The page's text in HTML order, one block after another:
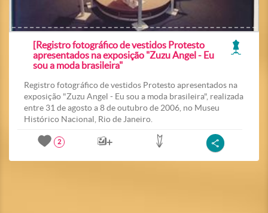
[Registro fotográfico de vestidos Protesto
apresentados na exposição "Zuzu Angel - Eu
sou a moda brasileira"
Registro fotográfico de vestidos Protesto apresentados na
exposição "Zuzu Angel - Eu sou a moda brasileira", realizada
entre 31 de agosto a 8 de outubro de 2006, no Museu
Histórico Nacional, Rio de Janeiro.
2